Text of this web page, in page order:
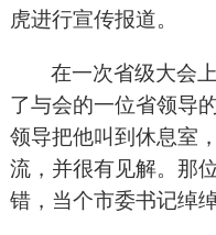
虎进行宣传报道。
在一次省级大会
了与会的一位省领导
领导把他叫到休息室
流，并很有见解。那
错，当个市委书记绰绰